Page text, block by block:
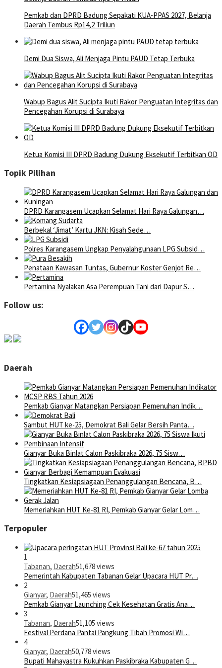
Pemkab dan DPRD Badung Sepakati KUA-PPAS 2027, Belanja
Daerah Tembus Rp14,2 Triliun
Demi Dua Siswa, Ali Menjaga Pintu PAUD Tetap Terbuka
Wabup Bagus Alit Sucipta Ikuti Rakor Penguatan Integritas dan
Pencegahan Korupsi di Surabaya
Ketua Komisi III DPRD Badung Dukung Eksekutif Terbitkan OD
Topik Pilihan
DPRD Karangasem Ucapkan Selamat Hari Raya Galungan…
Berbekal ‘Jimat’ Kartu JKN: Kisah Sede…
Polres Karangasem Ungkap Penyalahgunaan LPG Subsid…
Penataan Kawasan Tuntas, Gubernur Koster Genjot Re…
Pertamina Nyalakan Asa Perempuan Tani dari Dapur S…
Follow us:
Daerah
Pemkab Gianyar Matangkan Persiapan Pemenuhan Indik…
Sambut HUT ke-25, Demokrat Bali Gelar Bersih Panta…
Gianyar Buka Binlat Calon Paskibraka 2026, 75 Sisw…
Tingkatkan Kesiapsiagaan Penanggulangan Bencana, B…
Memeriahkan HUT Ke-81 RI, Pemkab Gianyar Gelar Lom…
Terpopuler
1
Tabanan, Daerah51,678 views
Pemerintah Kabupaten Tabanan Gelar Upacara HUT Pr…
2
Gianyar, Daerah51,465 views
Pemkab Gianyar Launching Cek Kesehatan Gratis Ana…
3
Tabanan, Daerah51,105 views
Festival Perdana Pantai Pangkung Tibah Promosi Wi…
4
Gianyar, Daerah50,778 views
Bupati Mahayastra Kukuhkan Paskibraka Kabupaten G…